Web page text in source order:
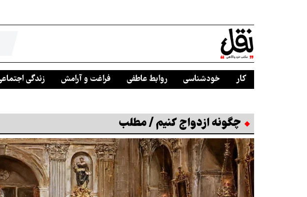
کار خودشناسی روابط عاطفی فراغت و آرامش زندگی
چگونه ازدواج کنیم / مطلب